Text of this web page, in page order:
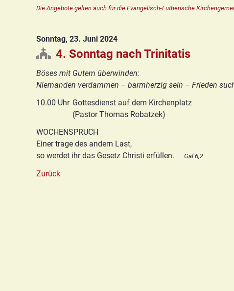
Orgelsanierung
Rückblick
Prävention
FAQ
Basis/Schutzkonzept
HGN
Konfirmanden
Collegium
Blaues Kreuz
Posaunenchor
Freundeskreis
Frauenkreis
Zirkusgruppe
Konfirmanden
Die Angebote gelten auch für die Evangelisch-Lutherische
Sonntag, 23. Juni 2024
4. Sonntag nach Trinitatis
Böses mit Gutem überwinden:
Niemanden verdammen – barmherzig sein – Frieden
10.00 Uhr Gottesdienst auf dem Kirchenplatz
(Pastor Thomas Robatzek)
WOCHENSPRUCH
Einer trage des andern Last,
so werdet ihr das Gesetz Christi erfüllen.
Gal 6,2
Zurück